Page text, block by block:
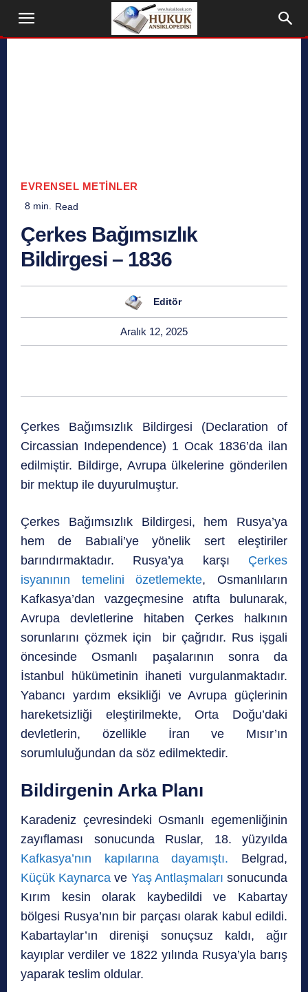
EVRENSEL METINLER
8 min. Read
Çerkes Bağımsızlık
Bildirgesi – 1836
Editör
Aralık 12, 2025
Çerkes Bağımsızlık Bildirgesi (Declaration of
Circassian Independence) 1 Ocak 1836’da ilan
edilmiştir. Bildirge, Avrupa ülkelerine gönderilen
bir mektup ile duyurulmuştur.
Çerkes Bağımsızlık Bildirgesi, hem Rusya’ya
hem de Babıali’ye yönelik sert eleştiriler
barındırmaktadır. Rusya’ya karşı Çerkes
isyanının temelini özetlemekte, Osmanlıların
Kafkasya’dan vazgeçmesine atıfta bulunarak,
Avrupa devletlerine hitaben Çerkes halkının
sorunlarını çözmek için bir çağrıdır. Rus işgali
öncesinde Osmanlı paşalarının sonra da
İstanbul hükümetinin ihaneti vurgulanmaktadır.
Yabancı yardım eksikliği ve Avrupa güçlerinin
hareketsizliği eleştirilmekte, Orta Doğu’daki
devletlerin, özellikle İran ve Mısır’ın
sorumluluğundan da söz edilmektedir.
Bildirgenin Arka Planı
Karadeniz çevresindeki Osmanlı egemenliğinin
zayıflaması sonucunda Ruslar, 18. yüzyılda
Kafkasya’nın kapılarına dayamıştı. Belgrad,
Küçük Kaynarca ve Yaş Antlaşmaları sonucunda
Kırım kesin olarak kaybedildi ve Kabartay
bölgesi Rusya’nın bir parçası olarak kabul edildi.
Kabartaylar’ın direnişi sonuçsuz kaldı, ağır
kayıplar verdiler ve 1822 yılında Rusya’yla barış
yaparak teslim oldular.